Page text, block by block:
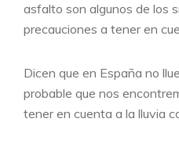
asfalto son algunos de los
precauciones a tener en
Dicen que en España no
probable que nos
tener en cuenta a la lluvia